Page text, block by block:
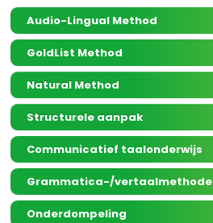
Audio-Lingual Method
GoldList Method
Natural Method
Structurele aanpak
Communicatief taalonderwijs
Grammatica-/vertaalmethode
Onderdompeling